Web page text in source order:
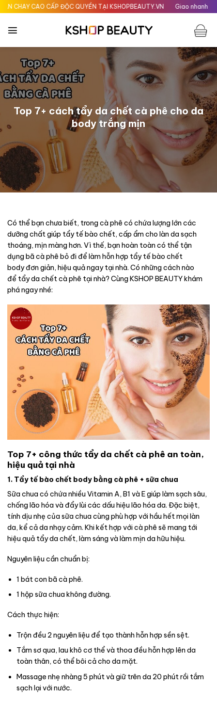
Chuyển
đến
nội
ĐỘC QUYỀN TẠI KSHOPBEAUTY.VN Giao nhanh 24H tại HÀ NỘI
Top 7+ cách tẩy da chết cà phê cho da
body trắng mịn
Có thể bạn chưa biết, trong cà phê có chứa lượng lớn các
dưỡng chất giúp tẩy tế bào chết, cấp ẩm cho làn da sạch
thoáng, mịn màng hơn. Vì thế, bạn hoàn toàn có thể tận
dụng bã cà phê bỏ đi để làm hỗn hợp tẩy tế bào chết
body đơn giản, hiệu quả ngay tại nhà. Có những cách nào
để tẩy da chết cà phê tại nhà? Cùng KSHOP BEAUTY khám
phá ngay nhé:
Top 7+ công thức tẩy da chết cà phê an toàn,
hiệu quả tại nhà
1. Tẩy tế bào chết body bằng cà phê + sữa chua
Sữa chua có chứa nhiều Vitamin A, B1 và E giúp làm sạch sâu,
chống lão hóa và đẩy lùi các dấu hiệu lão hóa da. Đặc biệt,
tính dịu nhẹ của sữa chua cùng phù hợp với hầu hết mọi làn
da, kể cả da nhạy cảm. Khi kết hợp với cà phê sẽ mang tới
hiệu quả tẩy da chết, làm sáng và làm mịn da hữu hiệu.
Nguyên liệu cần chuẩn bị:
1 bát con bã cà phê.
1 hộp sữa chua không đường.
Cách thực hiện:
Trộn đều 2 nguyên liệu để tạo thành hỗn hợp sền sệt.
Tắm sơ qua, lau khô cơ thể và thoa đều hỗn hợp lên da
toàn thân, có thể bôi cả cho da mặt.
Massage nhẹ nhàng 5 phút và giữ trên da 20 phút rồi tắm
sạch lại với nước.